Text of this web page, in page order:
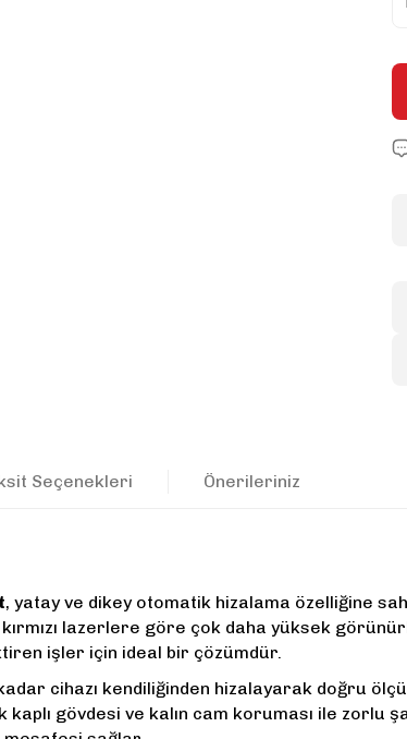
Seçenekleri Önerileriniz
, yatay ve dikey otomatik hizalama özelliğine
kırmızı lazerlere göre çok daha yüksek
işler için ideal bir çözümdür.
cihazı kendiliğinden hizalayarak doğru
gövdesi ve kalın cam koruması ile